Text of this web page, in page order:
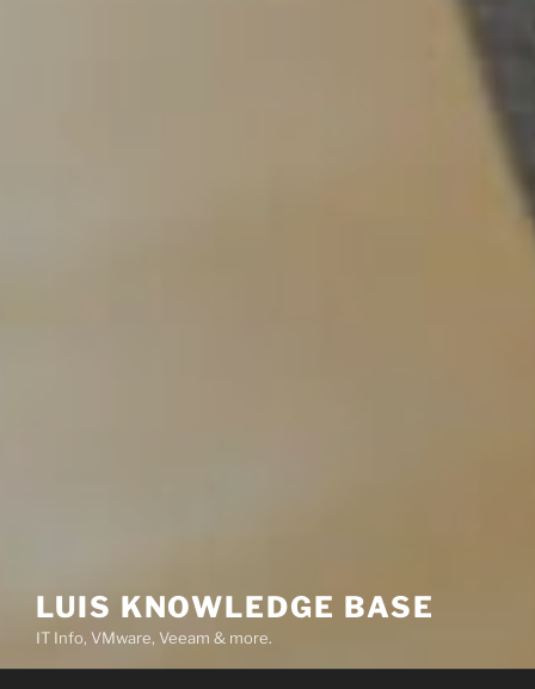
LUIS KNOWLEDGE BASE
IT Info, VMware, Veeam & more.